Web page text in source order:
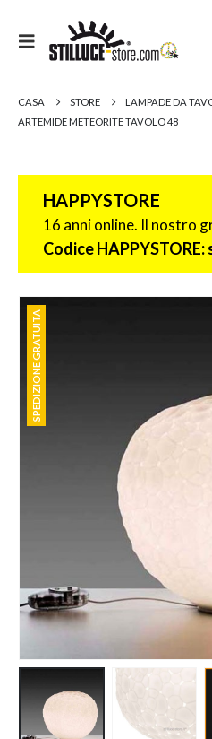
CASA STORE
LAMPADE DA
ARTEMIDE METEORITE TAVOLO 48
HAPPYSTORE
16 anni online. Il nostro
Codice
SPEDIZIONE GRATUITA
SPEDIZIONE GRATUITA